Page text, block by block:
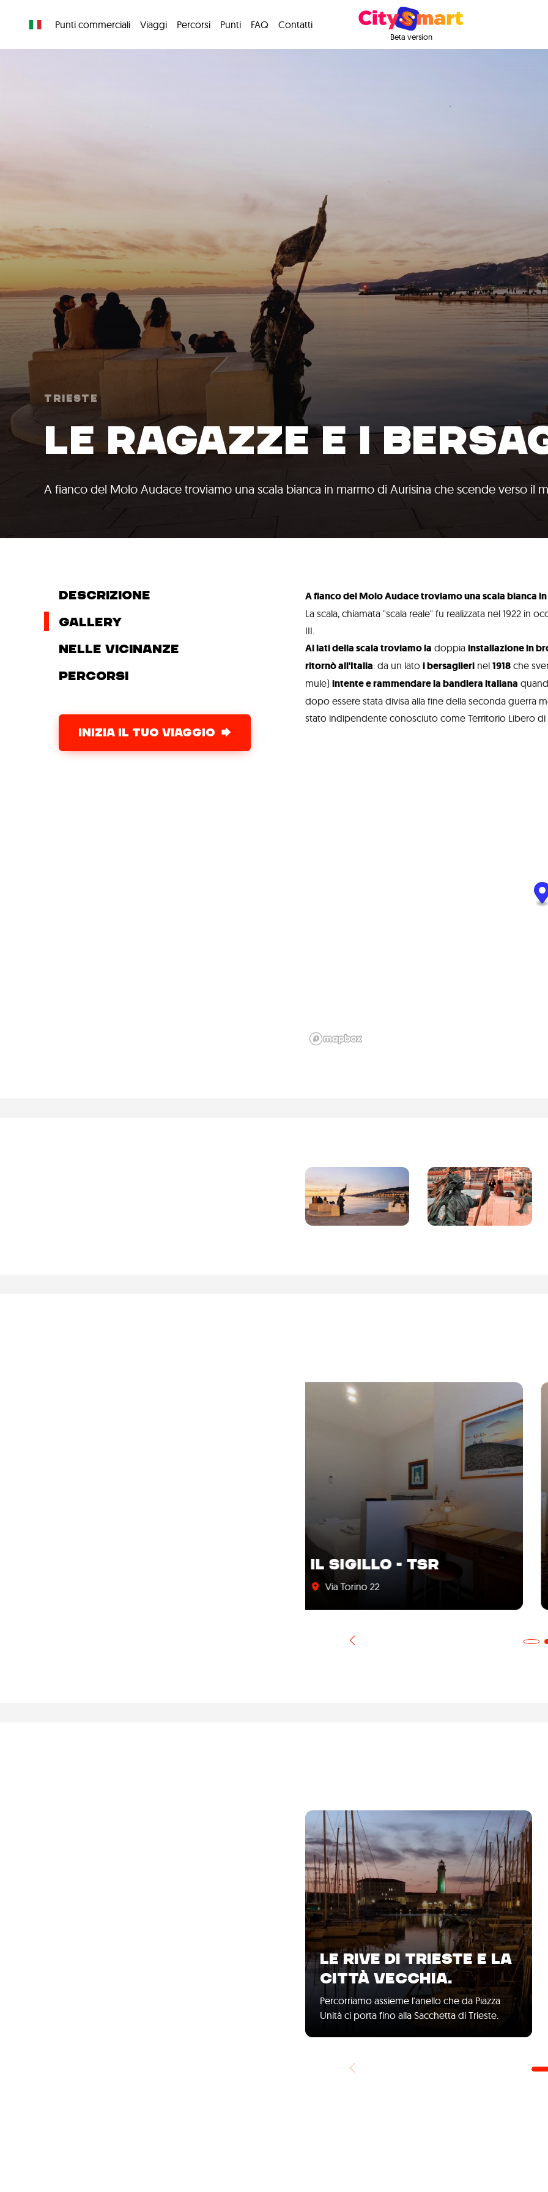
Punti commerciali Viaggi Percorsi Punti FAQ Contatti
Beta version
Trieste
LE RAGAZZE E I
A fianco del Molo Audace troviamo una scala bianca in marmo di Aurisina che scende verso il
Descrizione
Gallery
Nelle vicinanze
Percorsi
INIZIA IL TUO VIAGGIO
A fianco del Molo Audace troviamo una scala bianca
La scala, chiamata "scala reale" fu realizzata nel 1922 in
III.
Ai lati della scala troviamo la doppia installazione in
ritornò all'Italia: da un lato i bersaglierinel 1918che
mule) intente e rammendare la bandiera italiana
dopo essere stata divisa alla fine della seconda guerra
stato indipendente conosciuto come Territorio Libero di
SALINE GUESTHOUSE
Via Ghega 1
LE RIVE DI TRIESTE E LA
CITTÀ VECCHIA.
Percorriamo assieme l'anello che da Piazza
Unità ci porta fino alla Sacchetta di Trieste.